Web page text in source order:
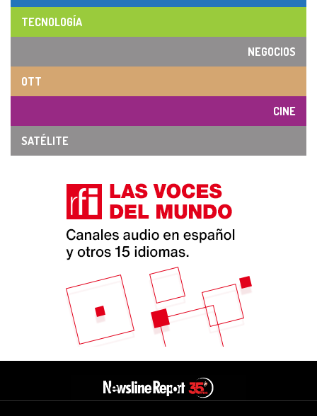
TECNOLOGÍA
NEGOCIOS
OTT
CINE
SATÉLITE